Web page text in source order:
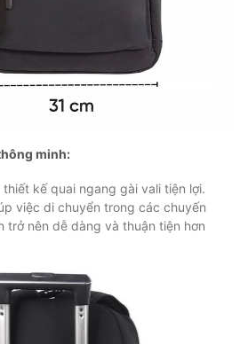
minh:
kế quai ngang gài vali tiện lợi.
việc di chuyển trong các chuyến
trở nên dễ dàng và thuận tiện hơn